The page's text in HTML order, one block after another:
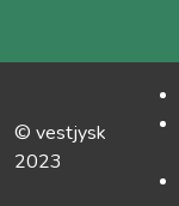
© vestjysk
2023